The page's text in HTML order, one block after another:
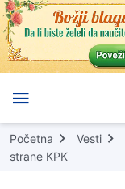
Početna Vesti
strane KPK